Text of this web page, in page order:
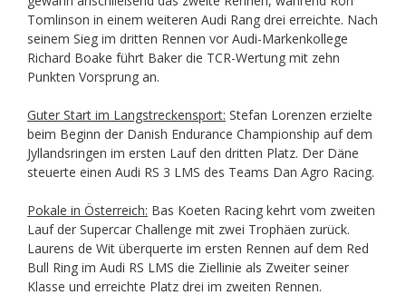
Tomlinson in einem weiteren Audi Rang drei erreichte. Nach
seinem Sieg im dritten Rennen vor Audi-Markenkollege
Richard Boake führt Baker die TCR-Wertung mit zehn
Punkten Vorsprung an.
Guter Start im Langstreckensport: Stefan Lorenzen erzielte
beim Beginn der Danish Endurance Championship auf dem
Jyllandsringen im ersten Lauf den dritten Platz. Der Däne
steuerte einen Audi RS 3 LMS des Teams Dan Agro Racing.
Pokale in Österreich: Bas Koeten Racing kehrt vom zweiten
Lauf der Supercar Challenge mit zwei Trophäen zurück.
Laurens de Wit überquerte im ersten Rennen auf dem Red
Bull Ring im Audi RS LMS die Ziellinie als Zweiter seiner
Klasse und erreichte Platz drei im zweiten Rennen.